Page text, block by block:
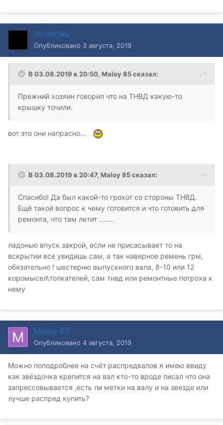
strannikk
Опубликовано 3 августа, 2019
В 03.08.2019 в 20:50, Maloy 85сказал:
Прежний хозяин говорил что на ТНВД какую-то
крышку точили.
вот это они напрасно...
В 03.08.2019 в 20:47, Maloy 85сказал:
Спасибо! Да был какой-то грохот со стороны ТНВД.
Ещё такой вопрос к чему готовится и что готовить для
ремонта, что там летит .......
ладонью впуск закрой, если не присасывает то на
вскрытии все увидишь сам, а так наверное ремень грм,
обязательно ! шестерню выпускного вала, 8-10 или 12
коромысел\толкателей, сам тнвд или ремонтные потроха к
нему
Maloy 85
Опубликовано 4 августа, 2019
Можно поподробнее на счёт распредвалов я имею ввиду
как звёздочка крепится на вал кто-то вроде писал что она
запрессовывается ,есть ли метки на валу и на звезде или
лучше распред купить?